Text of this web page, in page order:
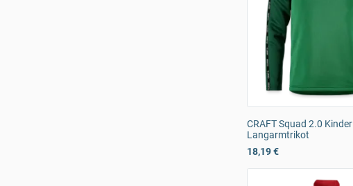
CRAFT Squad 2.0 Kinder
Langarmtrikot
18,19 €